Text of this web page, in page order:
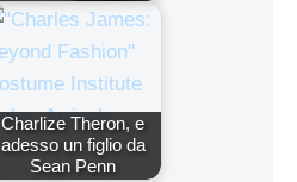
Charlize Theron, e
adesso un figlio da
Sean Penn